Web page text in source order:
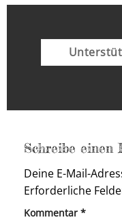
Schreibe einen
Deine E-Mail-
Erforderliche
Kommentar *